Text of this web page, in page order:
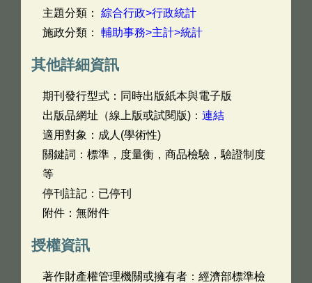
主題分類： 綜合行政>行政統計
施政分類： 輔助事務>主計>統計
其他詳細資訊
期刊發行型式：同時出版紙本與電子版
出版品網址（線上版或試閱版)： 連結
適用對象：成人(學術性)
關鍵詞：標準，度量衡，商品檢驗，驗證制度
等
停刊註記：已停刊
附件：無附件
授權資訊
著作財產權管理機關或擁有者：經濟部標準檢